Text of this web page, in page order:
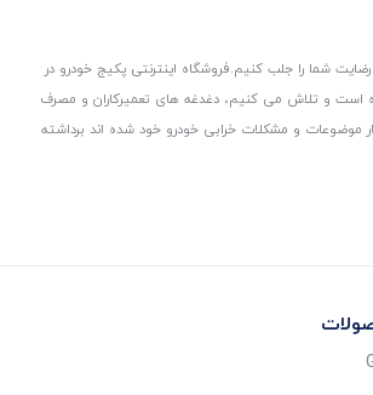
شما را جلب کنیم.فروشگاه اینترنتی پکیج خودرو در
است و تلاش می کنیم، دغدغه های تعمیرکاران و مصرف
موضوعات و مشکلات خرابی خودرو خود شده اند برداشته